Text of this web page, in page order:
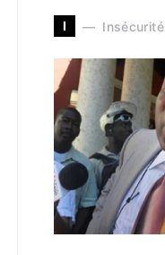
I Insécurité